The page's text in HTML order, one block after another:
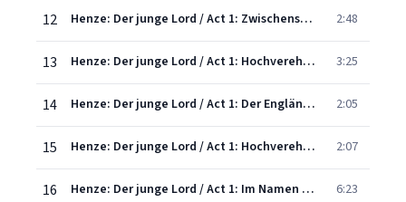
12 Henze: Der junge Lord / Act 1: Zwischenspiel 2:48
13 Henze: Der junge Lord / Act 1: Hochverehrtes Publikum! 3:25
14 Henze: Der junge Lord / Act 1: Der Engländer ist aus dem Haus 2:05
15 Henze: Der junge Lord / Act 1: Hochverehrtes Publikum 2:07
16 Henze: Der junge Lord / Act 1: Im Namen des Gesetzes dieser Stadt 6:23